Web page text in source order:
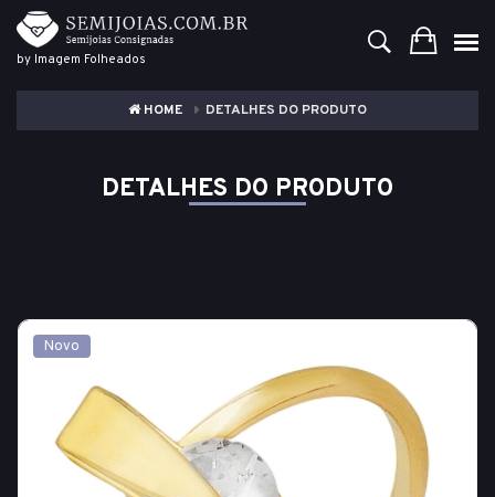
by Imagem Folheados
HOME DETALHES DO PRODUTO
DETALHES DO PRODUTO
Novo